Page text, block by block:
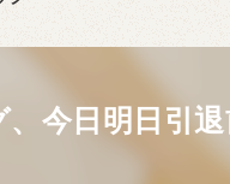
今日明日引